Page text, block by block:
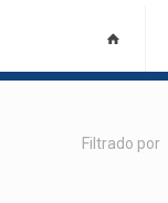
Filtrado por